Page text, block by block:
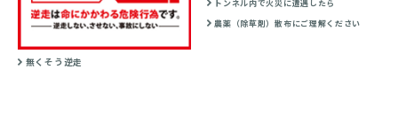
無くそう逆走
トンネル内で火災に遭遇したら
農薬（除草剤）散布にご理解ください